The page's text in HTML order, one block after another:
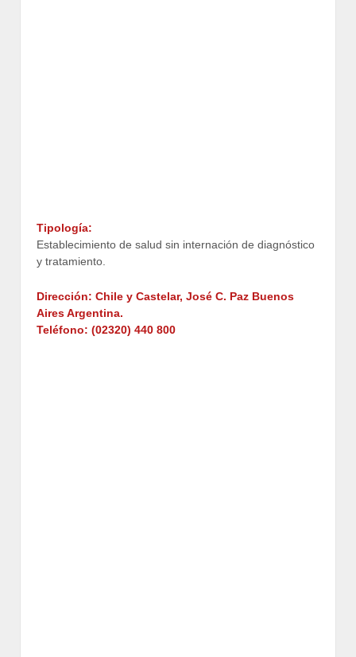
Tipología:
Establecimiento de salud sin internación de diagnóstico
y tratamiento.
Dirección: Chile y Castelar, José C. Paz Buenos
Aires Argentina.
Teléfono: (02320) 440 800